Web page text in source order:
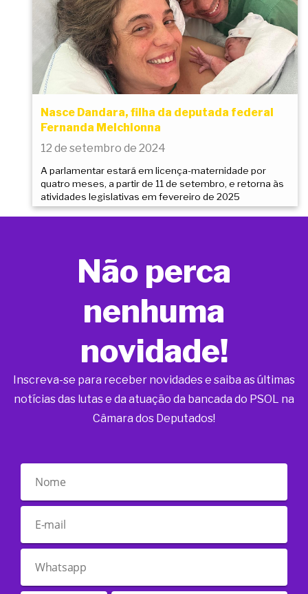
Nasce Dandara, filha da deputada federal
Fernanda Melchionna
12 de setembro de 2024
A parlamentar estará em licença-maternidade por
quatro meses, a partir de 11 de setembro, e retorna às
atividades legislativas em fevereiro de 2025
Não perca
nenhuma
novidade!
Inscreva-se para receber novidades e saiba as últimas
notícias das lutas e da atuação da bancada do PSOL na
Câmara dos Deputados!